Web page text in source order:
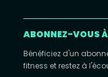
ABONNEZ-VOUS À
Bénéficiez d'un
fitness et restez à